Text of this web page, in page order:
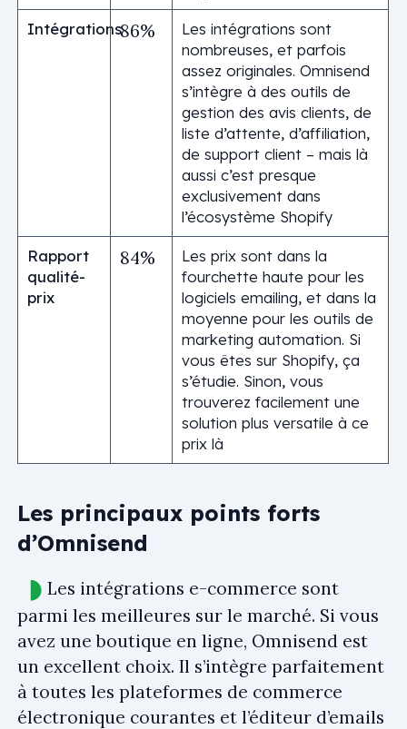
Intégrations86%
Les intégrations sont
nombreuses, et parfois
assez originales. Omnisend
s’intègre à des outils de
gestion des avis clients, de
liste d’attente, d’affiliation,
de support client – mais là
aussi c’est presque
exclusivement dans
l’écosystème Shopify
Rapport
qualité-
prix
84%
Les prix sont dans la
fourchette haute pour les
logiciels emailing, et dans la
moyenne pour les outils de
marketing automation. Si
vous êtes sur Shopify, ça
s’étudie. Sinon, vous
trouverez facilement une
solution plus versatile à ce
prix là
Les principaux points forts
d’Omnisend
Les intégrations e-commerce sont
parmi les meilleures sur le marché. Si vous
avez une boutique en ligne, Omnisend est
un excellent choix. Il s’intègre parfaitement
à toutes les plateformes de commerce
électronique courantes et l’éditeur d’emails